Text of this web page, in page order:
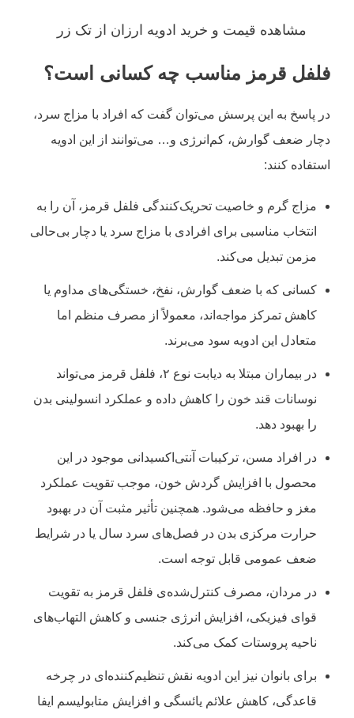
مشاهده قیمت و خرید ادویه ارزان از تک زر
فلفل قرمز مناسب چه کسانی است؟
در پاسخ به این پرسش می‌توان گفت که افراد با مزاج سرد،
دچار ضعف گوارش، کم‌انرژی و… می‌توانند از این ادویه
استفاده کنند:
مزاج گرم و خاصیت تحریک‌کنندگی فلفل قرمز، آن را به
انتخاب مناسبی برای افرادی با مزاج سرد یا دچار بی‌حالی
مزمن تبدیل می‌کند.
کسانی که با ضعف گوارش، نفخ، خستگی‌های مداوم یا
کاهش تمرکز مواجه‌اند، معمولاً از مصرف منظم اما
متعادل این ادویه سود می‌برند.
در بیماران مبتلا به دیابت نوع ۲، فلفل قرمز می‌تواند
نوسانات قند خون را کاهش داده و عملکرد انسولینی بدن
را بهبود دهد.
در افراد مسن، ترکیبات آنتی‌اکسیدانی موجود در این
محصول با افزایش گردش خون، موجب تقویت عملکرد
مغز و حافظه می‌شود. همچنین تأثیر مثبت آن در بهبود
حرارت مرکزی بدن در فصل‌های سرد سال یا در شرایط
ضعف عمومی قابل توجه است.
در مردان، مصرف کنترل‌شده‌ی فلفل قرمز به تقویت
قوای فیزیکی، افزایش انرژی جنسی و کاهش التهاب‌های
ناحیه پروستات کمک می‌کند.
برای بانوان نیز این ادویه نقش تنظیم‌کننده‌ای در چرخه
قاعدگی، کاهش علائم یائسگی و افزایش متابولیسم ایفا